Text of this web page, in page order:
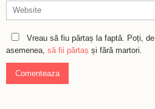
Vreau să fiu părtaș la faptă. Poți, de
asemenea, să fii părtaș și fără martori.